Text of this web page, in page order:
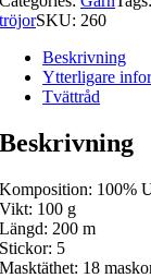
tröjorSKU: 260
Beskrivning
Ytterligare
Tvättråd
Beskrivning
Komposition: 100%
Vikt: 100 g
Längd: 200 m
Stickor: 5
Masktäthet: 18